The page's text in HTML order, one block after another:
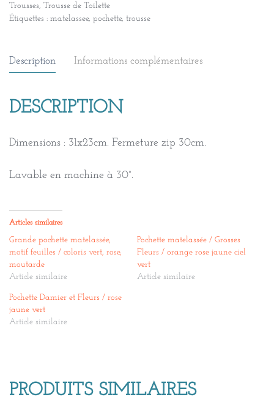
Trousses, Trousse de Toilette
Étiquettes : matelassee, pochette, trousse
Description Informations complémentaires
DESCRIPTION
Dimensions : 31x23cm. Fermeture zip 30cm.
Lavable en machine à 30°.
Articles similaires
Grande pochette matelassée,
motif feuilles / coloris vert, rose,
moutarde
Article similaire
Pochette matelassée / Grosses
Fleurs / orange rose jaune ciel
vert
Article similaire
Pochette Damier et Fleurs / rose
jaune vert
Article similaire
PRODUITS SIMILAIRES